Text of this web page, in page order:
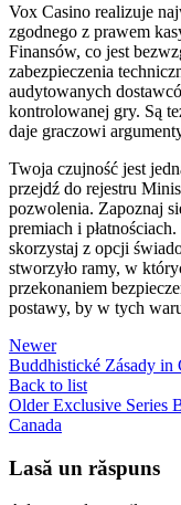
Vox Casino realizuje
zgodnego z prawem
Finansów, co jest
zabezpieczenia
audytowanych
kontrolowanej gry. Są
daje graczowi
Twoja czujność jest
przejdź do rejestru
pozwolenia. Zapoznaj
premiach i
skorzystaj z opcji
stworzyło ramy, w
przekonaniem
postawy, by w tych
Newer
Buddhistické Zásady
Back to list
Older Exclusive Series
Canada
Lasă un răspuns